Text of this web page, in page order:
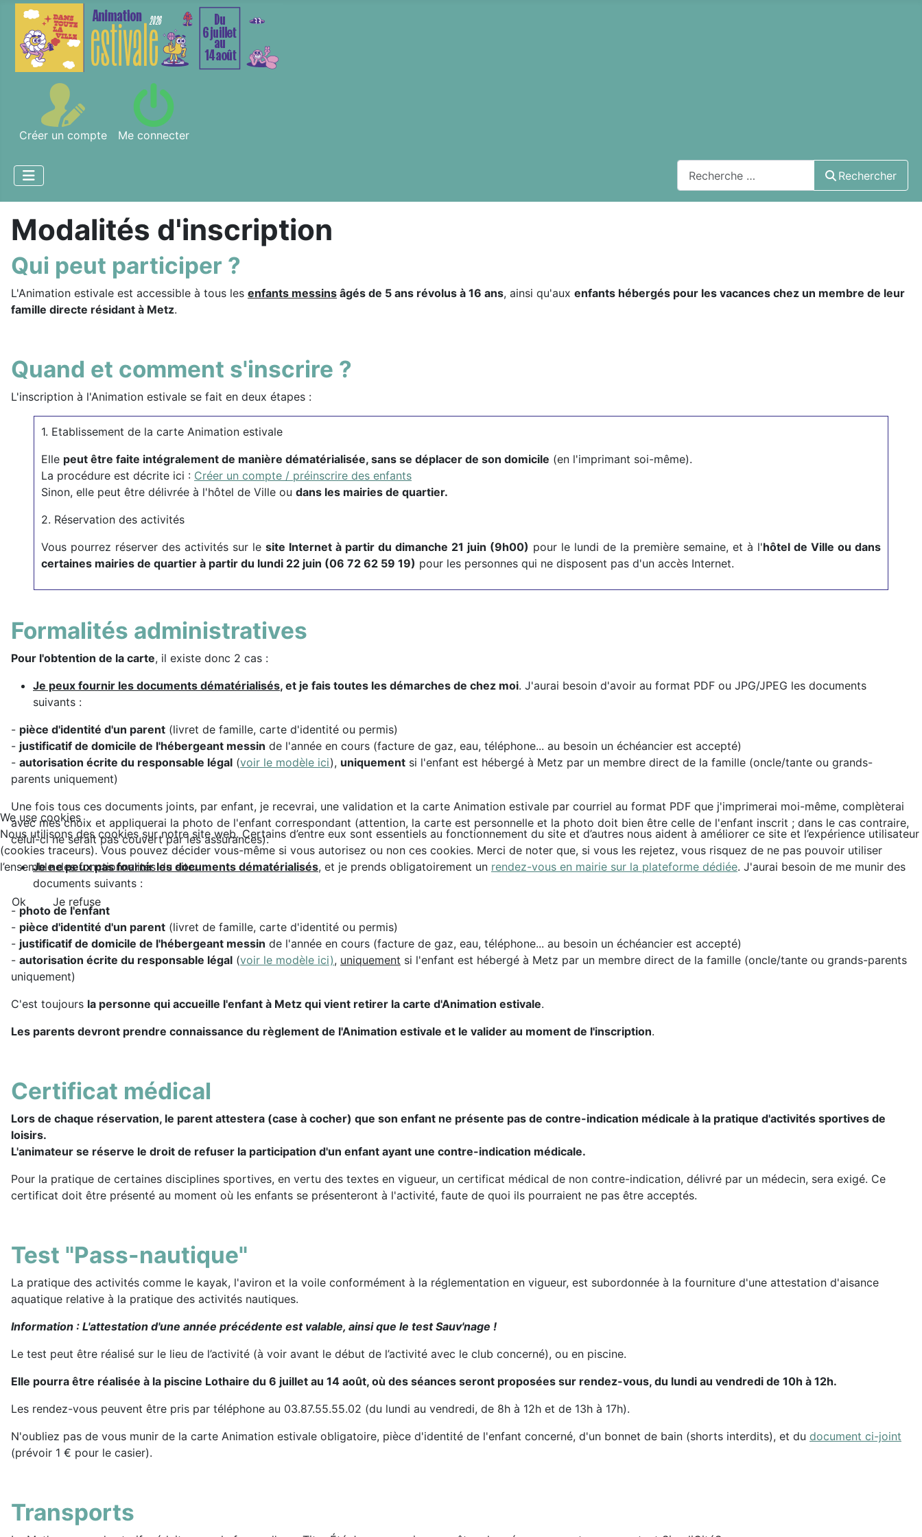
Créer un compte Me connecter
Rechercher
Modalités d'inscription
Qui peut participer ?
L'Animation estivale est accessible à tous les enfants messins âgés de 5 ans révolus à 16 ans, ainsi qu'aux enfants hébergés pour les vacances chez un membre de leur
famille directe résidant à Metz.
Quand et comment s'inscrire ?
L'inscription à l'Animation estivale se fait en deux étapes :
1. Etablissement de la carte Animation estivale
Elle peut être faite intégralement de manière dématérialisée, sans se déplacer de son domicile (en l'imprimant soi-même).
La procédure est décrite ici : Créer un compte / préinscrire des enfants
Sinon, elle peut être délivrée à l'hôtel de Ville ou dans les mairies de quartier.
2. Réservation des activités
Vous pourrez réserver des activités sur le site Internet à partir du dimanche 21 juin (9h00) pour le lundi de la première semaine, et à l'hôtel de Ville ou dans
certaines mairies de quartier à partir du lundi 22 juin (06 72 62 59 19) pour les personnes qui ne disposent pas d'un accès Internet.
Formalités administratives
Pour l'obtention de la carte, il existe donc 2 cas :
Je peux fournir les documents dématérialisés, et je fais toutes les démarches de chez moi. J'aurai besoin d'avoir au format PDF ou JPG/JPEG les documents
suivants :
- pièce d'identité d'un parent (livret de famille, carte d'identité ou permis)
- justificatif de domicile de l'hébergeant messin de l'année en cours (facture de gaz, eau, téléphone... au besoin un échéancier est accepté)
- autorisation écrite du responsable légal (voir le modèle ici), uniquement si l'enfant est hébergé à Metz par un membre direct de la famille (oncle/tante ou grands-
parents uniquement)
Une fois tous ces documents joints, par enfant, je recevrai, une validation et la carte Animation estivale par courriel au format PDF que j'imprimerai moi-même, complèterai
avec mes choix et appliquerai la photo de l'enfant correspondant (attention, la carte est personnelle et la photo doit bien être celle de l'enfant inscrit ; dans le cas contraire,
celui-ci ne serait pas couvert par les assurances).
Je ne peux pas fournir les documents dématérialisés, et je prends obligatoirement un rendez-vous en mairie sur la plateforme dédiée. J'aurai besoin de me munir des
documents suivants :
- photo de l'enfant
- pièce d'identité d'un parent (livret de famille, carte d'identité ou permis)
- justificatif de domicile de l'hébergeant messin de l'année en cours (facture de gaz, eau, téléphone... au besoin un échéancier est accepté)
- autorisation écrite du responsable légal (voir le modèle ici), uniquement si l'enfant est hébergé à Metz par un membre direct de la famille (oncle/tante ou grands-parents
uniquement)
C'est toujours la personne qui accueille l'enfant à Metz qui vient retirer la carte d'Animation estivale.
Les parents devront prendre connaissance du règlement de l'Animation estivale et le valider au moment de l'inscription.
Certificat médical
Lors de chaque réservation, le parent attestera (case à cocher) que son enfant ne présente pas de contre-indication médicale à la pratique d'activités sportives de
loisirs.
L'animateur se réserve le droit de refuser la participation d'un enfant ayant une contre-indication médicale.
Pour la pratique de certaines disciplines sportives, en vertu des textes en vigueur, un certificat médical de non contre-indication, délivré par un médecin, sera exigé. Ce
certificat doit être présenté au moment où les enfants se présenteront à l'activité, faute de quoi ils pourraient ne pas être acceptés.
Test "Pass-nautique"
La pratique des activités comme le kayak, l'aviron et la voile conformément à la réglementation en vigueur, est subordonnée à la fourniture d'une attestation d'aisance
aquatique relative à la pratique des activités nautiques.
Information : L'attestation d'une année précédente est valable, ainsi que le test Sauv'nage !
Le test peut être réalisé sur le lieu de l’activité (à voir avant le début de l’activité avec le club concerné), ou en piscine.
Elle pourra être réalisée à la piscine Lothaire du 6 juillet au 14 août, où des séances seront proposées sur rendez-vous, du lundi au vendredi de 10h à 12h.
Les rendez-vous peuvent être pris par téléphone au 03.87.55.55.02 (du lundi au vendredi, de 8h à 12h et de 13h à 17h).
N'oubliez pas de vous munir de la carte Animation estivale obligatoire, pièce d'identité de l'enfant concerné, d'un bonnet de bain (shorts interdits), et du document ci-joint
(prévoir 1 € pour le casier).
Transports
We use cookies
Nous utilisons des cookies sur notre site web. Certains d’entre eux sont essentiels au fonctionnement du site et d’autres nous aident à améliorer ce site et l’expérience utilisateur
(cookies traceurs). Vous pouvez décider vous-même si vous autorisez ou non ces cookies. Merci de noter que, si vous les rejetez, vous risquez de ne pas pouvoir utiliser
l’ensemble des fonctionnalités du site.
Ok Je refuse